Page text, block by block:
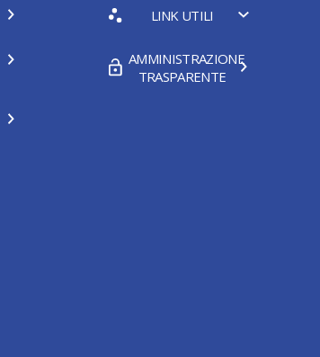
LINK UTILI
AMMINISTRAZIONE
TRASPARENTE